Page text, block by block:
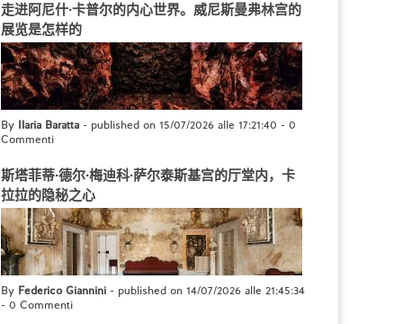
走进阿尼什·卡普尔的内心世界。威尼斯曼弗林宫的
展览是怎样的
By Ilaria Baratta - published on 15/07/2026 alle 17:21:40 - 0
Commenti
斯塔菲蒂·德尔·梅迪科·萨尔泰斯基宫的厅堂内，卡
拉拉的隐秘之心
By Federico Giannini - published on 14/07/2026 alle 21:45:34
- 0 Commenti